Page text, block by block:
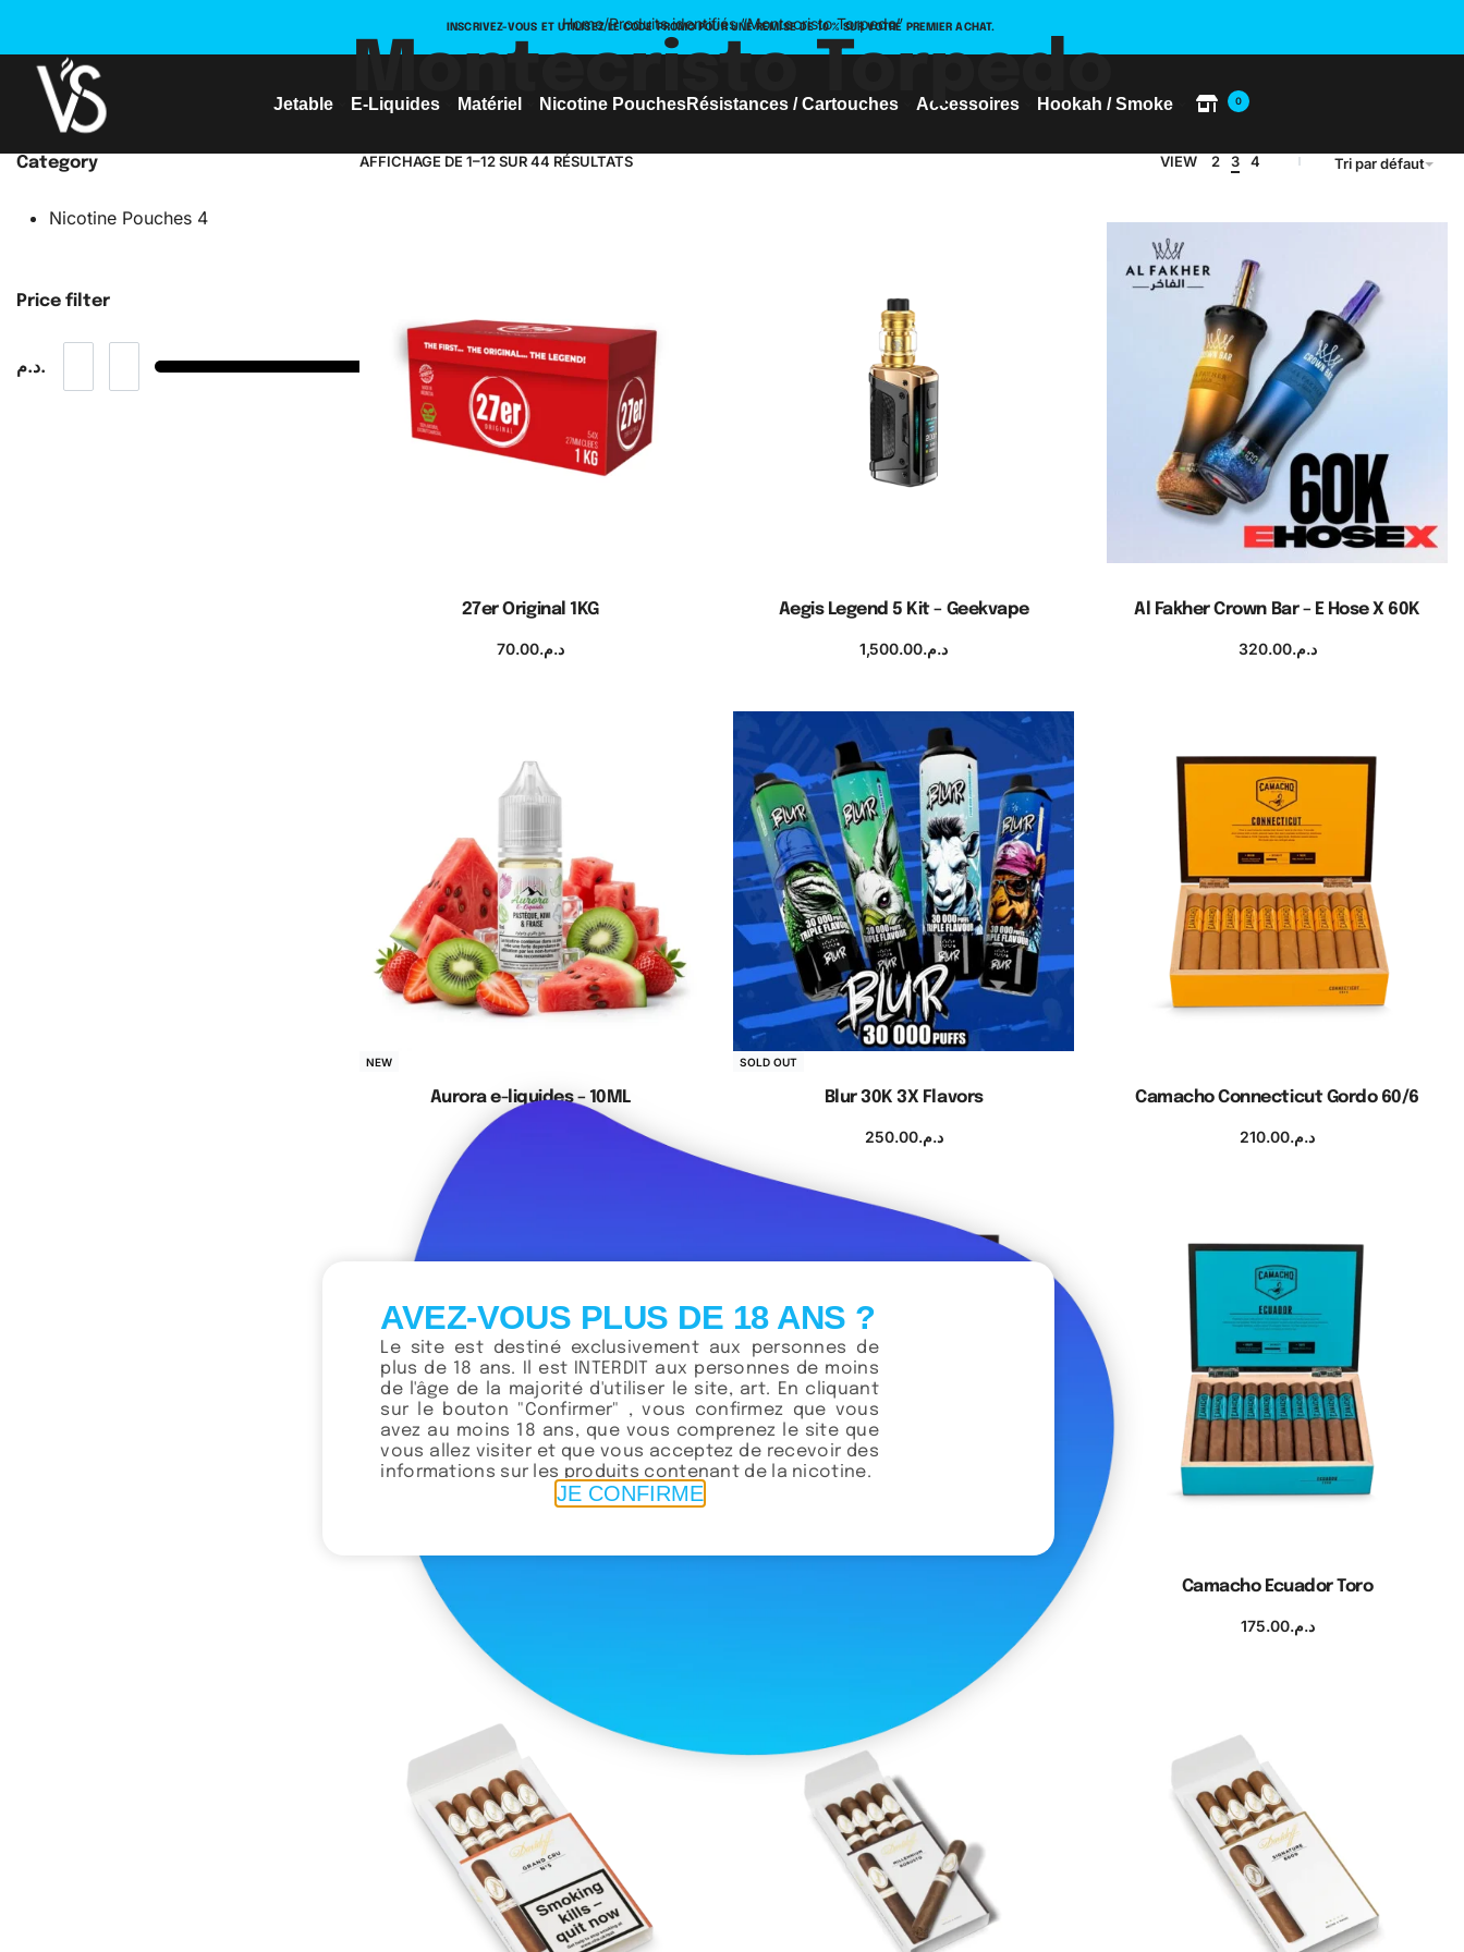
INSCRIVEZ-VOUS ET UTILISEZ LE CODE PROMO POUR UNE REMISE DE 10 % SUR VOTRE PREMIER ACHAT.
Jetable E-Liquides Matériel Nicotine PouchesRésistances / Cartouches Accessoires Hookah / Smoke 0
Home/Produits identifiés “Montecristo Torpedo”
Montecristo Torpedo
Category
Nicotine Pouches 4
Price filter
د.م.
AFFICHAGE DE 1–12 SUR 44 RÉSULTATS VIEW 2 3 4 Tri par défaut
27er Original 1KG
د.م.70.00
Aegis Legend 5 Kit – Geekvape
د.م.1,500.00
Al Fakher Crown Bar – E Hose X 60K
د.م.320.00
NEW
Aurora e-liquides – 10ML
Choix des options
SOLD OUT
Blur 30K 3X Flavors
د.م.250.00
Camacho Connecticut Gordo 60/6
د.م.210.00
Camacho Corojo Gordo
Ajouter au panier
Camacho Ecuador Toro
د.م.175.00
AVEZ-VOUS PLUS DE 18 ANS ?
Le site est destiné exclusivement aux personnes de
plus de 18 ans. Il est INTERDIT aux personnes de moins
de l'âge de la majorité d'utiliser le site, art. En cliquant
sur le bouton "Confirmer" , vous confirmez que vous
avez au moins 18 ans, que vous comprenez le site que
vous allez visiter et que vous acceptez de recevoir des
informations sur les produits contenant de la nicotine.
JE CONFIRME